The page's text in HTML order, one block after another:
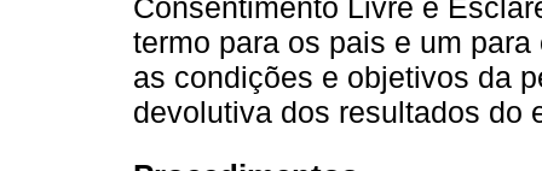
Consentimento Livre e
termo para os pais e um
as condições e objetivos da
devolutiva dos resultados do